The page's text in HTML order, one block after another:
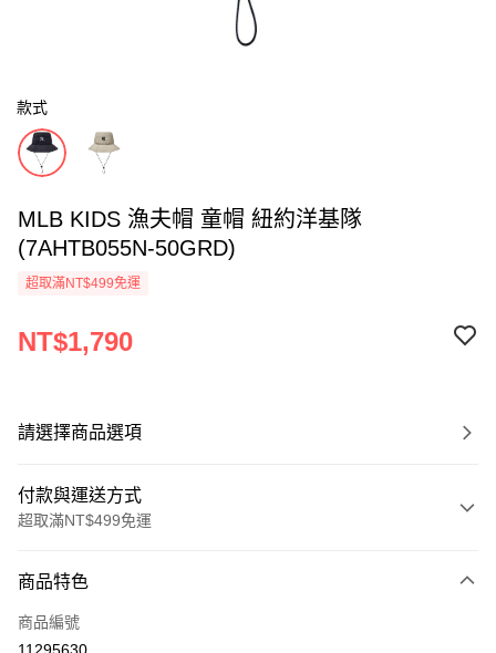
款式
MLB KIDS 漁夫帽 童帽 紐約洋基隊
(7AHTB055N-50GRD)
超取滿NT$499免運
NT$1,790
請選擇商品選項
付款與運送方式
超取滿NT$499免運
信用卡一次付款
超商取貨付款
商品特色
商品編號